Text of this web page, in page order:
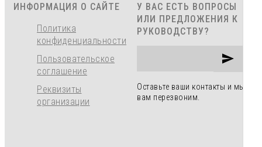
ИНФОРМАЦИЯ О САЙТЕ
Политика
конфиденциальности
Пользовательское
соглашение
Реквизиты
организации
У ВАС ЕСТЬ ВОПРОСЫ
ИЛИ ПРЕДЛОЖЕНИЯ К
РУКОВОДСТВУ?
Оставьте ваши контакты и мы
вам перезвоним.